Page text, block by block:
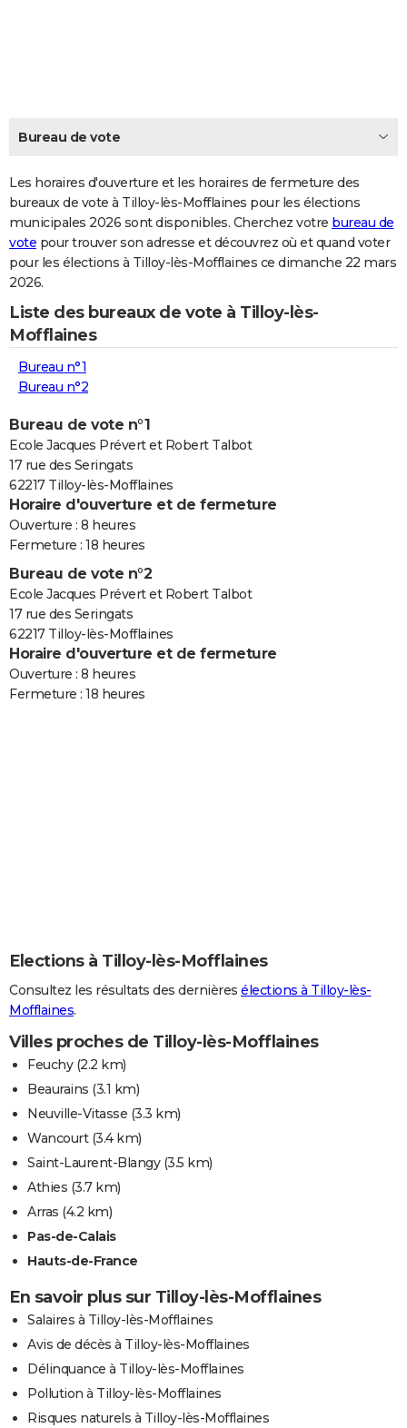
CARTE DE VOEUX
Dictionnaire
Biographies
Citations
Expressions
Proverbes
PROGRAMME TV
COPAINS D'AVANT
S'inscrire
Se connecter
Lycées
Collèges
Primaires
Universités
Entreprises
Service militaire
Avis de recherche
AVIS DE DÉCÈS
FORUM
Bricolage
Lifestyle
Culture
Sport
Auto
Television
Voyage
Cinema
Bureau de vote
Les horaires d'ouverture et les horaires de fermeture des
bureaux de vote à Tilloy-lès-Mofflaines pour les élections
municipales 2026 sont disponibles. Cherchez votre bureau de
vote pour trouver son adresse et découvrez où et quand voter
pour les élections à Tilloy-lès-Mofflaines ce dimanche 22 mars
2026.
Liste des bureaux de vote à Tilloy-lès-
Mofflaines
Bureau n°1
Bureau n°2
Bureau de vote n°1
Ecole Jacques Prévert et Robert Talbot
17 rue des Seringats
62217 Tilloy-lès-Mofflaines
Horaire d'ouverture et de fermeture
Ouverture : 8 heures
Fermeture : 18 heures
Bureau de vote n°2
Ecole Jacques Prévert et Robert Talbot
17 rue des Seringats
62217 Tilloy-lès-Mofflaines
Horaire d'ouverture et de fermeture
Ouverture : 8 heures
Fermeture : 18 heures
Elections à Tilloy-lès-Mofflaines
Consultez les résultats des dernières élections à Tilloy-lès-
Mofflaines.
Villes proches de Tilloy-lès-Mofflaines
Feuchy(2.2 km)
Beaurains (3.1 km)
Neuville-Vitasse (3.3 km)
Wancourt(3.4 km)
Saint-Laurent-Blangy(3.5 km)
Athies (3.7 km)
Arras (4.2 km)
Pas-de-Calais
Hauts-de-France
En savoir plus sur Tilloy-lès-Mofflaines
Salaires à Tilloy-lès-Mofflaines
Avis de décès à Tilloy-lès-Mofflaines
Délinquance à Tilloy-lès-Mofflaines
Pollution à Tilloy-lès-Mofflaines
Risques naturels à Tilloy-lès-Mofflaines